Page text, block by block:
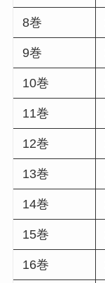
8巻
9巻
10巻
11巻
12巻
13巻
14巻
15巻
16巻